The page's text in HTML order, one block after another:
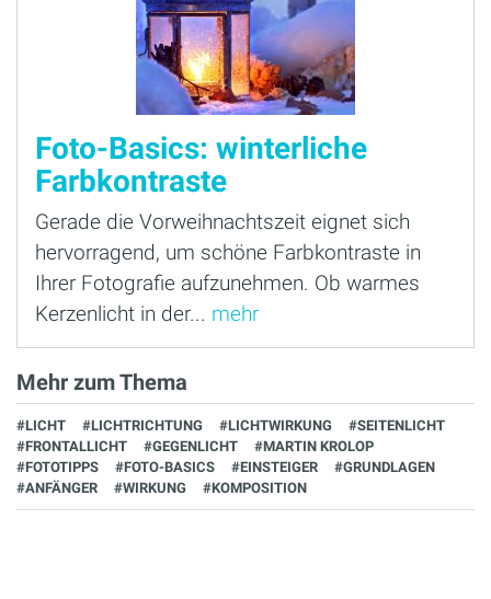
Foto-Basics: winterliche
Farbkontraste
Gerade die Vorweihnachtszeit eignet sich
hervorragend, um schöne Farbkontraste in
Ihrer Fotografie aufzunehmen. Ob warmes
Kerzenlicht in der... mehr
Mehr zum Thema
#LICHT #LICHTRICHTUNG #LICHTWIRKUNG
#SEITENLICHT
#FRONTALLICHT
#GEGENLICHT
#MARTIN KROLOP
#FOTOTIPPS
#FOTO-BASICS #EINSTEIGER
#GRUNDLAGEN
#ANFÄNGER
#WIRKUNG #KOMPOSITION